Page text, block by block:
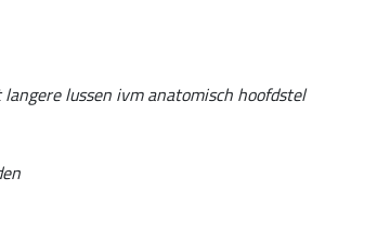
lussen ivm anatomisch hoofdstel